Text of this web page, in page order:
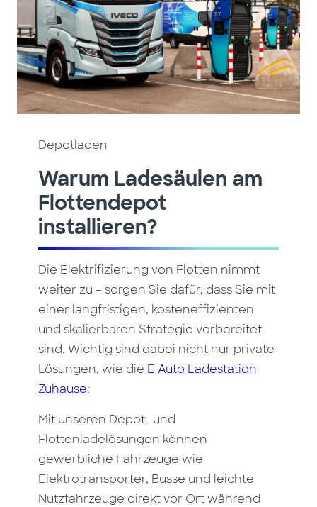
Depotladen
Warum Ladesäulen am
Flottendepot
installieren?
Die Elektrifizierung von Flotten nimmt
weiter zu – sorgen Sie dafür, dass Sie mit
einer langfristigen, kosteneffizienten
und skalierbaren Strategie vorbereitet
sind. Wichtig sind dabei nicht nur private
Lösungen, wie die E Auto Ladestation
Zuhause:
Mit unseren Depot- und
Flottenladelösungen können
gewerbliche Fahrzeuge wie
Elektrotransporter, Busse und leichte
Nutzfahrzeuge direkt vor Ort während